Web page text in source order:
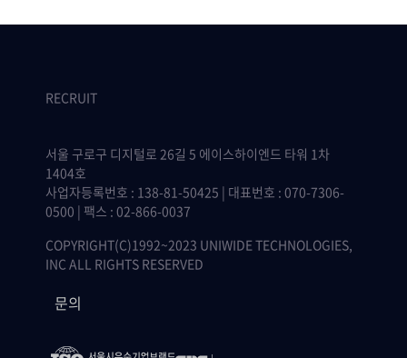
RECRUIT
서울 구로구 디지털로 26길 5 에이스하이엔드 타워 1차
1404호
사업자등록번호 : 138-81-50425 | 대표번호 : 070-7306-
0500 | 팩스 : 02-866-0037
COPYRIGHT(C)1992~2023 UNIWIDE TECHNOLOGIES,
INC ALL RIGHTS RESERVED
문의